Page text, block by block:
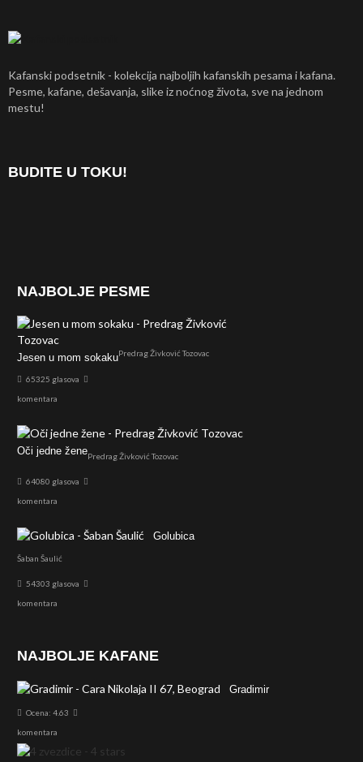
Kafanski podsetnik - kolekcija najboljih kafanskih pesama i kafana.
Pesme, kafane, dešavanja, slike iz noćnog života, sve na jednom
mestu!
BUDITE U TOKU!
NAJBOLJE PESME
Jesen u mom sokakuPredrag Živković Tozovac
65325 glasova
komentara
Oči jedne ženePredrag Živković Tozovac
64080 glasova
komentara
Golubica
Šaban Šaulić
54303 glasova
komentara
NAJBOLJE KAFANE
Gradimir
Ocena: 4.63
komentara